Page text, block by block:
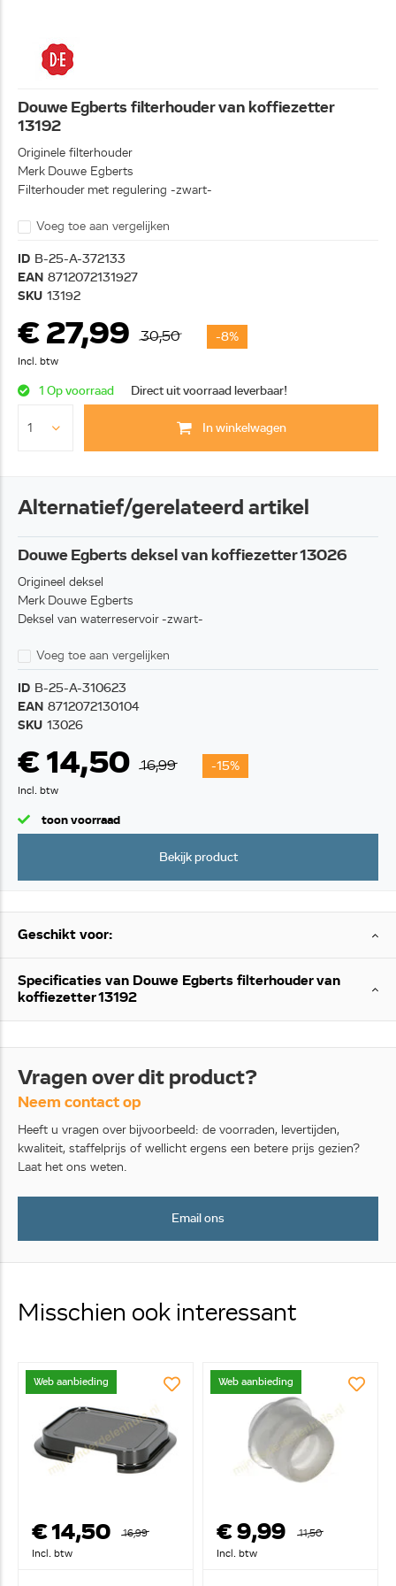
Douwe Egberts filterhouder van koffiezetter
13192
Originele filterhouder
Merk Douwe Egberts
Filterhouder met regulering -zwart-
Voeg toe aan vergelijken
ID B-25-A-372133
EAN 8712072131927
SKU 13192
€ 27,99 30,50 -8%
Incl. btw
1 Op voorraad Direct uit voorraad leverbaar!
In winkelwagen
Alternatief/gerelateerd artikel
Douwe Egberts deksel van koffiezetter 13026
Origineel deksel
Merk Douwe Egberts
Deksel van waterreservoir -zwart-
Voeg toe aan vergelijken
ID B-25-A-310623
EAN 8712072130104
SKU 13026
€ 14,50 16,99 -15%
Incl. btw
toon voorraad
Bekijk product
Geschikt voor:
Specificaties van Douwe Egberts filterhouder van
koffiezetter 13192
Vragen over dit product?
Neem contact op
Heeft u vragen over bijvoorbeeld: de voorraden, levertijden,
kwaliteit, staffelprijs of wellicht ergens een betere prijs gezien?
Laat het ons weten.
Email ons
Misschien ook interessant
Web aanbieding
€ 14,50
16,99
Incl. btw
Web aanbieding
€ 9,99
11,50
Incl. btw